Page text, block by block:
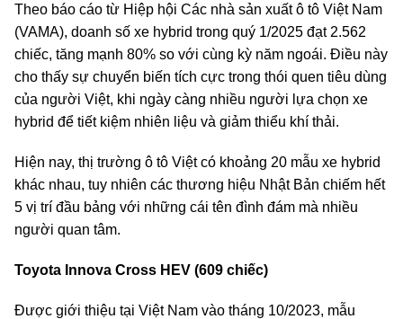
Theo báo cáo từ Hiệp hội Các nhà sản xuất ô tô Việt Nam
(VAMA), doanh số xe hybrid trong quý 1/2025 đạt 2.562
chiếc, tăng mạnh 80% so với cùng kỳ năm ngoái. Điều này
cho thấy sự chuyển biến tích cực trong thói quen tiêu dùng
của người Việt, khi ngày càng nhiều người lựa chọn xe
hybrid để tiết kiệm nhiên liệu và giảm thiểu khí thải.
Hiện nay, thị trường ô tô Việt có khoảng 20 mẫu xe hybrid
khác nhau, tuy nhiên các thương hiệu Nhật Bản chiếm hết
5 vị trí đầu bảng với những cái tên đình đám mà nhiều
người quan tâm.
Toyota Innova Cross HEV (609 chiếc)
Được giới thiệu tại Việt Nam vào tháng 10/2023, mẫu